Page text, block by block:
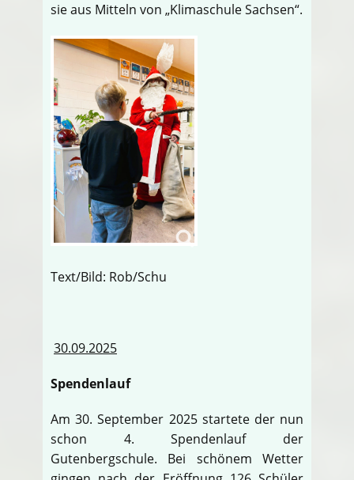
sie aus Mitteln von „Klimaschule Sachsen“.
Text/Bild: Rob/Schu
30.09.2025
Spendenlauf
Am 30. September 2025 startete der nun
schon 4. Spendenlauf der
Gutenbergschule. Bei schönem Wetter